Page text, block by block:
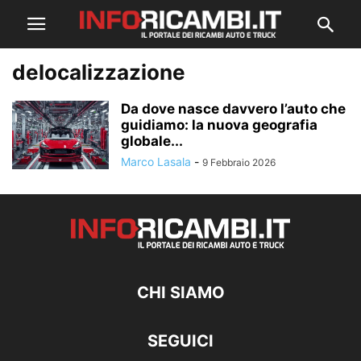
delocalizzazione
Da dove nasce davvero l’auto che
guidiamo: la nuova geografia
globale...
Marco Lasala - 9 Febbraio 2026
CHI SIAMO
SEGUICI